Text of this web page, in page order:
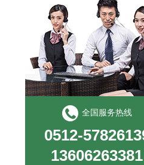
全国服务热线
0512-
13606263381